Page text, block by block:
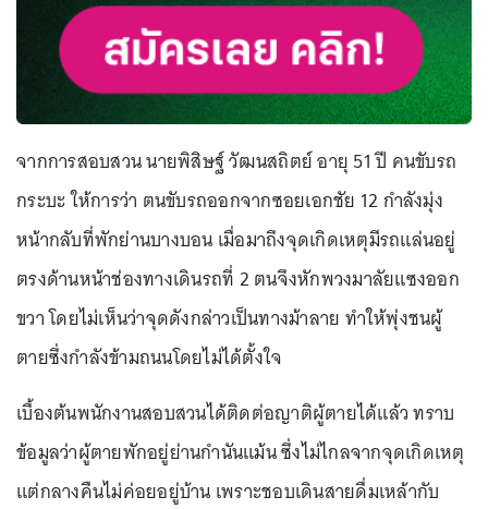
จากการสอบสวน นายพิสิษฐ์ วัฒนสถิตย์ อายุ 51 ปี คนขับรถ
กระบะ ให้การว่า ตนขับรถออกจากซอยเอกชัย 12 กำลังมุ่ง
หน้ากลับที่พักย่านบางบอน เมื่อมาถึงจุดเกิดเหตุมีรถแล่นอยู่
ตรงด้านหน้าช่องทางเดินรถที่ 2 ตนจึงหักพวงมาลัยแซงออก
ขวา โดยไม่เห็นว่าจุดดังกล่าวเป็นทางม้าลาย ทำให้พุ่งชนผู้
ตายซึ่งกำลังข้ามถนนโดยไม่ได้ตั้งใจ
เบื้องต้นพนักงานสอบสวนได้ติดต่อญาติผู้ตายได้แล้ว ทราบ
ข้อมูลว่าผู้ตายพักอยู่ย่านกำนันแม้น ซึ่งไม่ไกลจากจุดเกิดเหตุ
แต่กลางคืนไม่ค่อยอยู่บ้าน เพราะชอบเดินสายดื่มเหล้ากับ